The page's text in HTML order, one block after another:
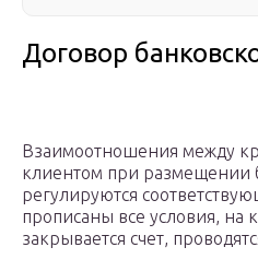
Договор
Взаимоотношения между
клиентом при размещении
регулируются
прописаны все условия, на
закрывается счет,